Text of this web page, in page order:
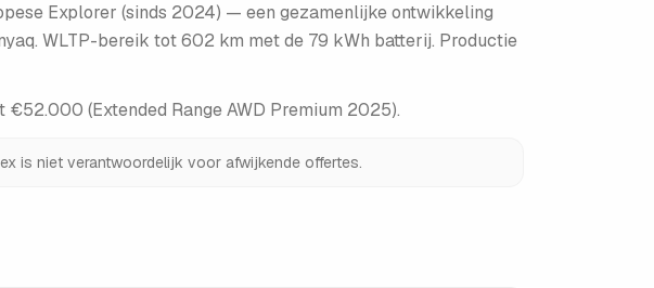
Explorer (sinds 2024) — een gezamenlijke ontwikkeling
WLTP-bereik tot 602 km met de 79 kWh batterij. Productie
(Extended Range AWD Premium 2025).
is niet verantwoordelijk voor afwijkende offertes.